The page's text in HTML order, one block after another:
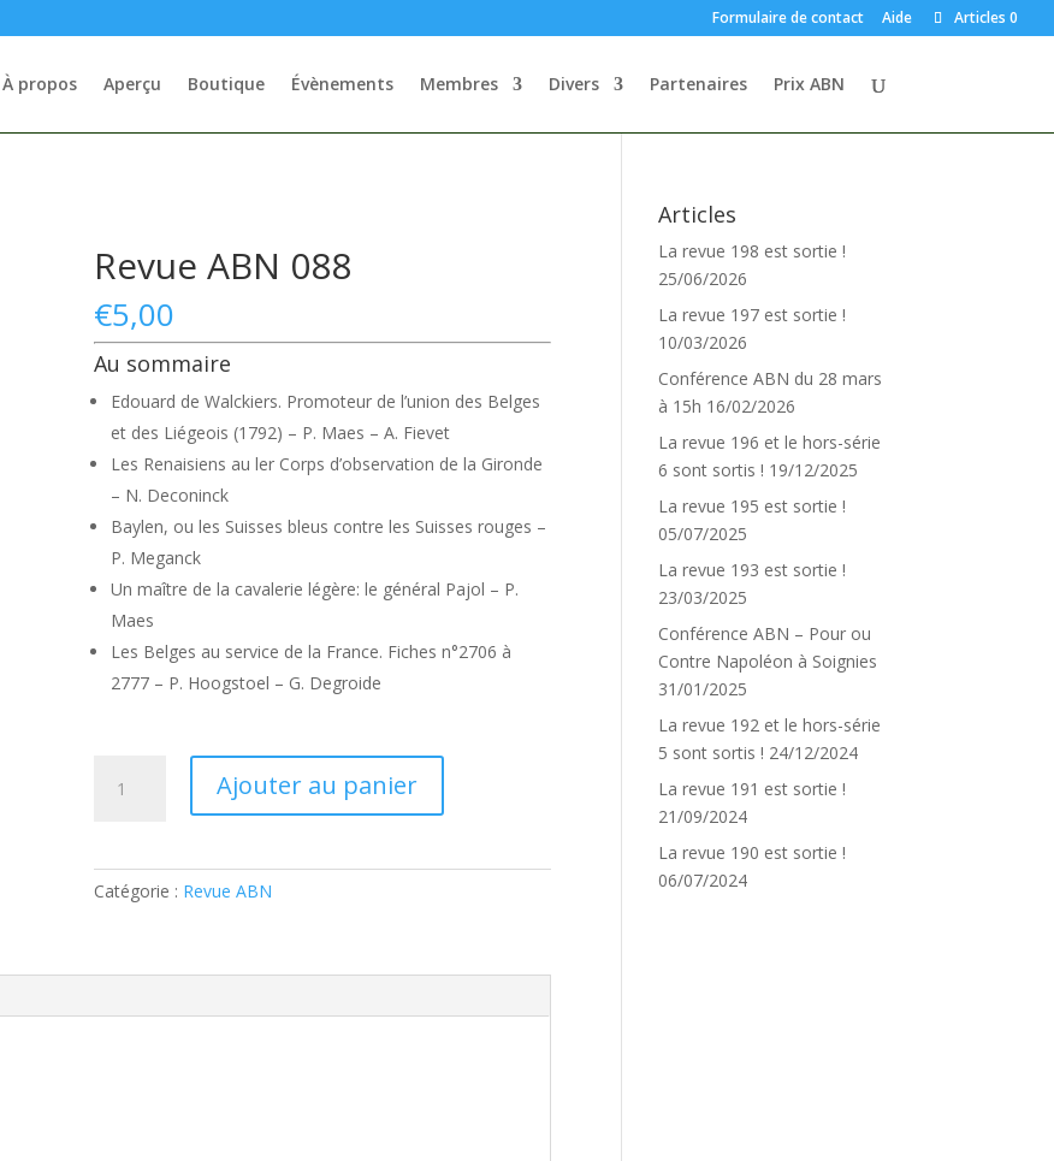
Formulaire de contact Aide Articles 0
À propos Aperçu Boutique Évènements Membres Divers Partenaires Prix ABN
Revue ABN 088
€5,00
Au sommaire
Edouard de Walckiers. Promoteur de l’union des Belges
et des Liégeois (1792) – P. Maes – A. Fievet
Les Renaisiens au ler Corps d’observation de la Gironde
– N. Deconinck
Baylen, ou les Suisses bleus contre les Suisses rouges –
P. Meganck
Un maître de la cavalerie légère: le général Pajol – P.
Maes
Les Belges au service de la France. Fiches n°2706 à
2777 – P. Hoogstoel – G. Degroide
Ajouter au panier
Catégorie : Revue ABN
Articles
La revue 198 est sortie !
25/06/2026
La revue 197 est sortie !
10/03/2026
Conférence ABN du 28 mars
à 15h 16/02/2026
La revue 196 et le hors-série
6 sont sortis ! 19/12/2025
La revue 195 est sortie !
05/07/2025
La revue 193 est sortie !
23/03/2025
Conférence ABN – Pour ou
Contre Napoléon à Soignies
31/01/2025
La revue 192 et le hors-série
5 sont sortis ! 24/12/2024
La revue 191 est sortie !
21/09/2024
La revue 190 est sortie !
06/07/2024